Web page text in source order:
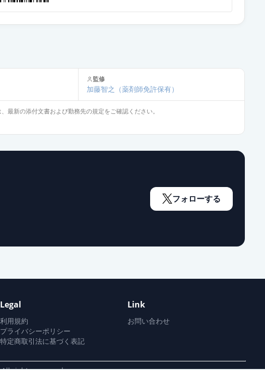
監修
加藤智之 （薬剤師免許保有）
最新の添付文書および勤務先の規定をご確認ください。
フォローする
Legal
利用規約
プライバシーポリシー
特定商取引法に基づく表記
Link
お問い合わせ